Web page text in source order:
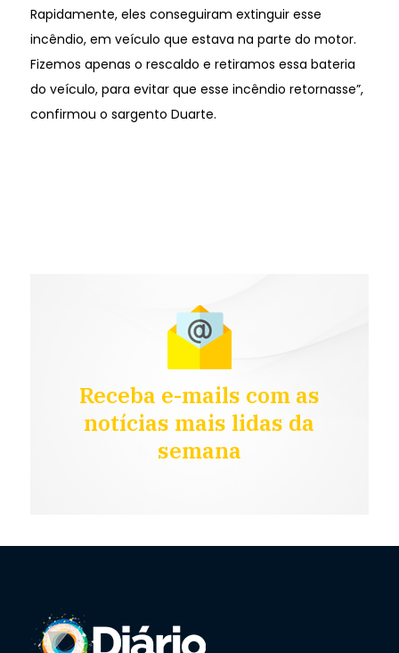
Rapidamente, eles conseguiram extinguir esse
incêndio, em veículo que estava na parte do motor.
Fizemos apenas o rescaldo e retiramos essa bateria
do veículo, para evitar que esse incêndio retornasse”,
confirmou o sargento Duarte.
Receba e-mails com as
notícias mais lidas da
semana